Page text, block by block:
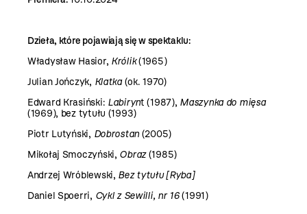
Dzieła, które pojawiają się w spektaklu:
Władysław Hasior, Królik(1965)
Julian Jończyk, Klatka(ok. 1970)
Edward Krasiński: Labirynt (1987), Maszynka do mięsa
(1969), bez tytułu (1993)
Piotr Lutyński, Dobrostan(2005)
Mikołaj Smoczyński, Obraz(1985)
Andrzej Wróblewski, Bez tytułu [Ryba]
Daniel Spoerri, Cykl z Sewilli, nr 16(1991)